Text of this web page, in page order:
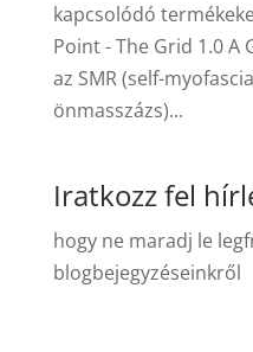
kapcsolódó
Point - The Grid 1.0 A
az SMR (self-
önmasszázs)...
Iratkozz fel
hogy ne maradj le
blogbejegyzéseinkről